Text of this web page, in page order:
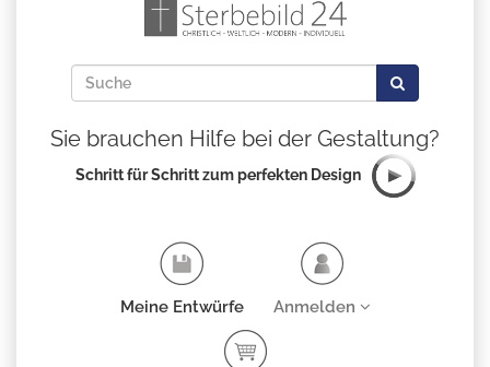
Sie brauchen Hilfe bei der Gestaltung?
Schritt für Schritt zum perfekten Design
Meine Entwürfe Anmelden